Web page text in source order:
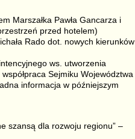
Marszałka Pawła Gancarza i
przed hotelem)
Rado dot. nowych kierunków
ws. utworzenia
Sejmiku Województwa
informacja w późniejszym
szansą dla rozwoju regionu” –